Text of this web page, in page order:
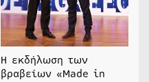
Η εκδήλωση των
βραβείων «Made in